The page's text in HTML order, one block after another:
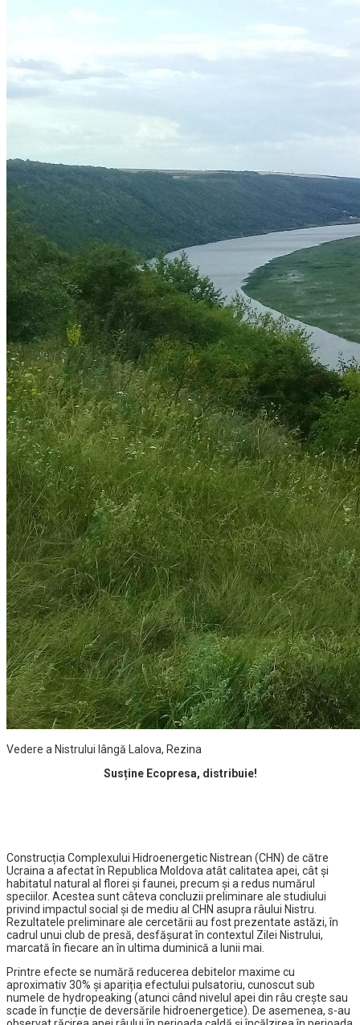
Vedere a Nistrului lângă Lalova, Rezina
Susține Ecopresa, distribuie!
Construcția Complexului Hidroenergetic Nistrean (CHN) de către
Ucraina a afectat în Republica Moldova atât calitatea apei, cât și
habitatul natural al florei și faunei, precum și a redus numărul
speciilor. Acestea sunt câteva concluzii preliminare ale studiului
privind impactul social și de mediu al CHN asupra râului Nistru.
Rezultatele preliminare ale cercetării au fost prezentate astăzi, în
cadrul unui club de presă, desfășurat în contextul Zilei Nistrului,
marcată în fiecare an în ultima duminică a lunii mai.
Printre efecte se numără reducerea debitelor maxime cu
aproximativ 30% și apariția efectului pulsatoriu, cunoscut sub
numele de hydropeaking (atunci când nivelul apei din râu crește sau
scade în funcție de deversările hidroenergetice). De asemenea, s-au